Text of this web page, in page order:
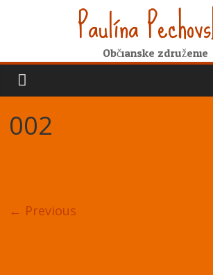
Paulína
Občianske združenie
002
← Previous